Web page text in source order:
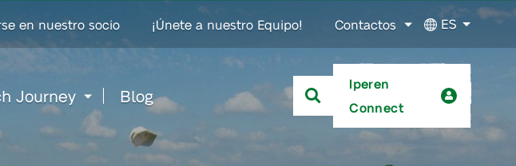
to
en nuestro socio ¡Únete a nuestro Equipo! Contactos ES
Journey Blog
Iperen
Connect